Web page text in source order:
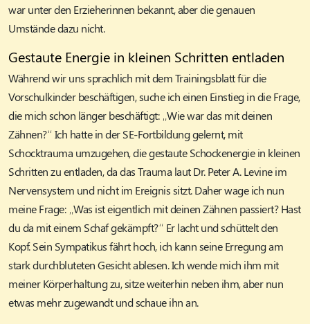
war unter den Erzieherinnen bekannt, aber die genauen
Umstände dazu nicht.
Gestaute Energie in kleinen Schritten entladen
Während wir uns sprachlich mit dem Trainingsblatt für die
Vorschulkinder beschäftigen, suche ich einen Einstieg in die Frage,
die mich schon länger beschäftigt: „Wie war das mit deinen
Zähnen?“ Ich hatte in der SE-Fortbildung gelernt, mit
Schocktrauma umzugehen, die gestaute Schockenergie in kleinen
Schritten zu entladen, da das Trauma laut Dr. Peter A. Levine im
Nervensystem und nicht im Ereignis sitzt. Daher wage ich nun
meine Frage: „Was ist eigentlich mit deinen Zähnen passiert? Hast
du da mit einem Schaf gekämpft?“ Er lacht und schüttelt den
Kopf. Sein Sympatikus fährt hoch, ich kann seine Erregung am
stark durchbluteten Gesicht ablesen. Ich wende mich ihm mit
meiner Körperhaltung zu, sitze weiterhin neben ihm, aber nun
etwas mehr zugewandt und schaue ihn an.